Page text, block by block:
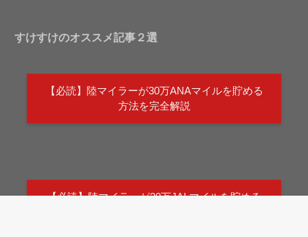
すけすけのオススメ記事２選
【必読】陸マイラーが30万ANAマイルを貯める
方法を完全解説
【必読】陸マイラーが20万JALマイルを貯める